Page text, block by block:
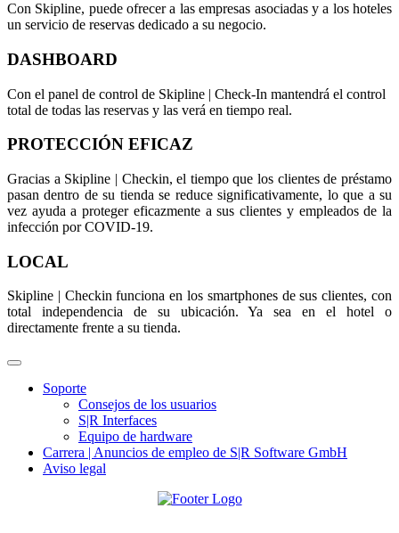
Con Skipline, puede ofrecer a las empresas asociadas y a los hoteles
un servicio de reservas dedicado a su negocio.
DASHBOARD
Con el panel de control de Skipline | Check-In mantendrá el control
total de todas las reservas y las verá en tiempo real.
PROTECCIÓN EFICAZ
Gracias a Skipline | Checkin, el tiempo que los clientes de préstamo
pasan dentro de su tienda se reduce significativamente, lo que a su
vez ayuda a proteger eficazmente a sus clientes y empleados de la
infección por COVID-19.
LOCAL
Skipline | Checkin funciona en los smartphones de sus clientes, con
total independencia de su ubicación. Ya sea en el hotel o
directamente frente a su tienda.
Soporte
Consejos de los usuarios
S|R Interfaces
Equipo de hardware
Carrera | Anuncios de empleo de S|R Software GmbH
Aviso legal